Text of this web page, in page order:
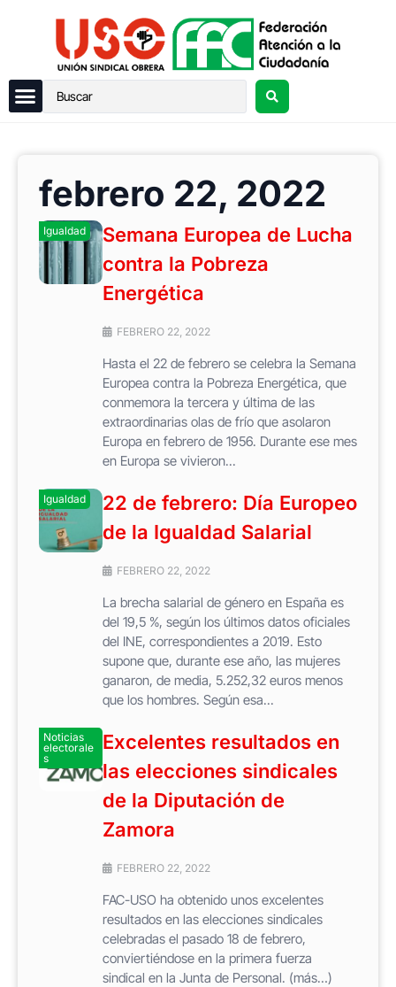
febrero 22, 2022
Igualdad
Semana Europea de Lucha
contra la Pobreza
Energética
FEBRERO 22, 2022
Hasta el 22 de febrero se celebra la Semana
Europea contra la Pobreza Energética, que
conmemora la tercera y última de las
extraordinarias olas de frío que asolaron
Europa en febrero de 1956. Durante ese mes
en Europa se vivieron...
Igualdad
22 de febrero: Día Europeo
de la Igualdad Salarial
FEBRERO 22, 2022
La brecha salarial de género en España es
del 19,5 %, según los últimos datos oficiales
del INE, correspondientes a 2019. Esto
supone que, durante ese año, las mujeres
ganaron, de media, 5.252,32 euros menos
que los hombres. Según esa...
Noticias
electorale
s
Excelentes resultados en
las elecciones sindicales
de la Diputación de
Zamora
FEBRERO 22, 2022
FAC-USO ha obtenido unos excelentes
resultados en las elecciones sindicales
celebradas el pasado 18 de febrero,
conviertiéndose en la primera fuerza
sindical en la Junta de Personal. (más…)